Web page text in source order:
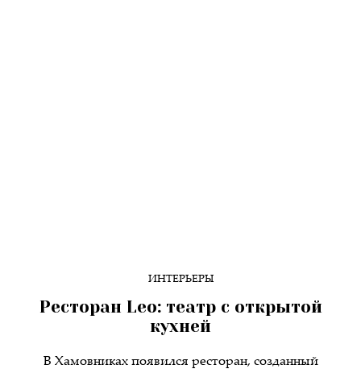
ИНТЕРЬЕРЫ
Ресторан Leo: театр с открытой
кухней
В Хамовниках появился ресторан, созданный